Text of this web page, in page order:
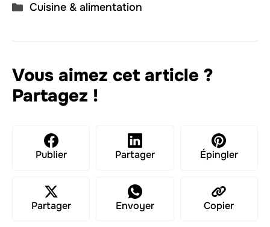
Catégories
Cuisine & alimentation
Vous aimez cet article ?
Partagez !
Publier Partager Épingler
Partager Envoyer Copier